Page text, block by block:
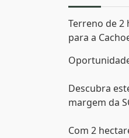
Terreno de 2
para a
Descubra
margem da
Com 2